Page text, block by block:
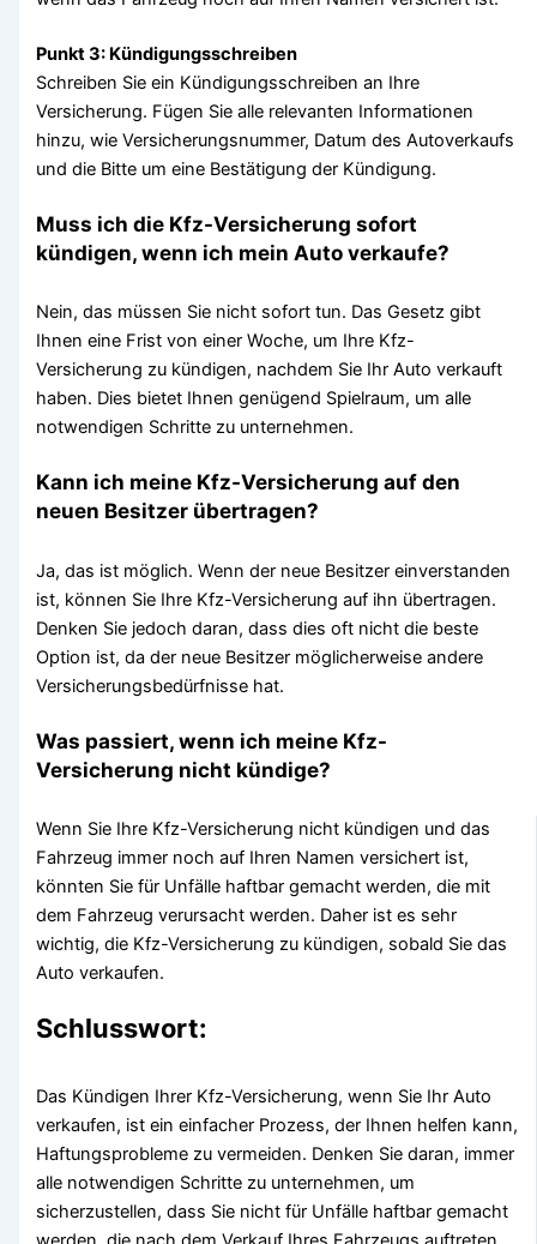
Punkt 3: Kündigungsschreiben
Schreiben Sie ein Kündigungsschreiben an Ihre
Versicherung. Fügen Sie alle relevanten Informationen
hinzu, wie Versicherungsnummer, Datum des Autoverkaufs
und die Bitte um eine Bestätigung der Kündigung.
Muss ich die Kfz-Versicherung sofort
kündigen, wenn ich mein Auto verkaufe?
Nein, das müssen Sie nicht sofort tun. Das Gesetz gibt
Ihnen eine Frist von einer Woche, um Ihre Kfz-
Versicherung zu kündigen, nachdem Sie Ihr Auto verkauft
haben. Dies bietet Ihnen genügend Spielraum, um alle
notwendigen Schritte zu unternehmen.
Kann ich meine Kfz-Versicherung auf den
neuen Besitzer übertragen?
Ja, das ist möglich. Wenn der neue Besitzer einverstanden
ist, können Sie Ihre Kfz-Versicherung auf ihn übertragen.
Denken Sie jedoch daran, dass dies oft nicht die beste
Option ist, da der neue Besitzer möglicherweise andere
Versicherungsbedürfnisse hat.
Was passiert, wenn ich meine Kfz-
Versicherung nicht kündige?
Wenn Sie Ihre Kfz-Versicherung nicht kündigen und das
Fahrzeug immer noch auf Ihren Namen versichert ist,
könnten Sie für Unfälle haftbar gemacht werden, die mit
dem Fahrzeug verursacht werden. Daher ist es sehr
wichtig, die Kfz-Versicherung zu kündigen, sobald Sie das
Auto verkaufen.
Schlusswort:
Das Kündigen Ihrer Kfz-Versicherung, wenn Sie Ihr Auto
verkaufen, ist ein einfacher Prozess, der Ihnen helfen kann,
Haftungsprobleme zu vermeiden. Denken Sie daran, immer
alle notwendigen Schritte zu unternehmen, um
sicherzustellen, dass Sie nicht für Unfälle haftbar gemacht